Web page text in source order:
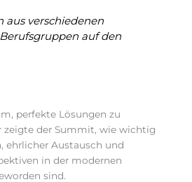
aus verschiedenen
auf den
perfekte Lösungen zu
zeigte der Summit, wie wichtig
ehrlicher Austausch und
in der modernen
sind.